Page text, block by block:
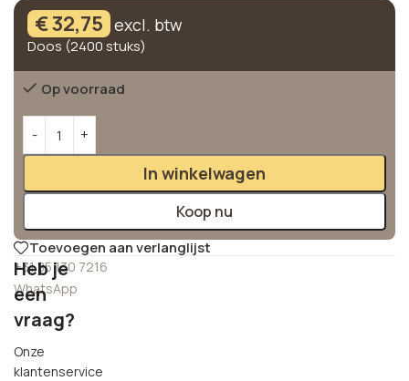
€32,75 excl. btw
Doos (2400 stuks)
Op voorraad
In winkelwagen
Koop nu
Toevoegen aan verlanglijst
+31 85 130 7216
WhatsApp
Heb je
een
vraag?
Onze
klantenservice